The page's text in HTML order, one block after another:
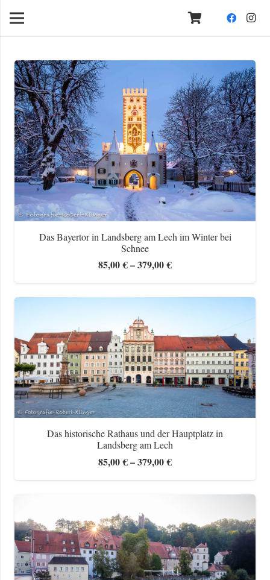
Das Bayertor in Landsberg am Lech im Winter bei
Schnee
85,00€–379,00€Preisspanne:
85,00 €
bis
Das historische Rathaus und der Hauptplatz in
Landsberg am Lech
85,00€–379,00€Preisspanne:
85,00 €